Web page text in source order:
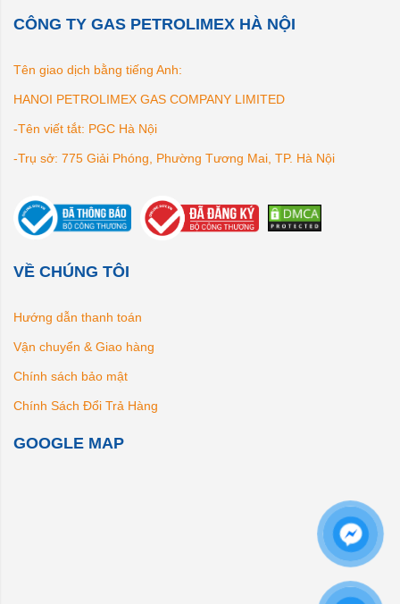
CÔNG TY GAS PETROLIMEX HÀ NỘI
Tên giao dịch bằng tiếng Anh:
HANOI PETROLIMEX GAS COMPANY LIMITED
-Tên viết tắt: PGC Hà Nội
-Trụ sở: 775 Giải Phóng, Phường Tương Mai, TP. Hà Nội
VỀ CHÚNG TÔI
Hướng dẫn thanh toán
Vận chuyển & Giao hàng
Chính sách bảo mật
Chính Sách Đổi Trả Hàng
GOOGLE MAP